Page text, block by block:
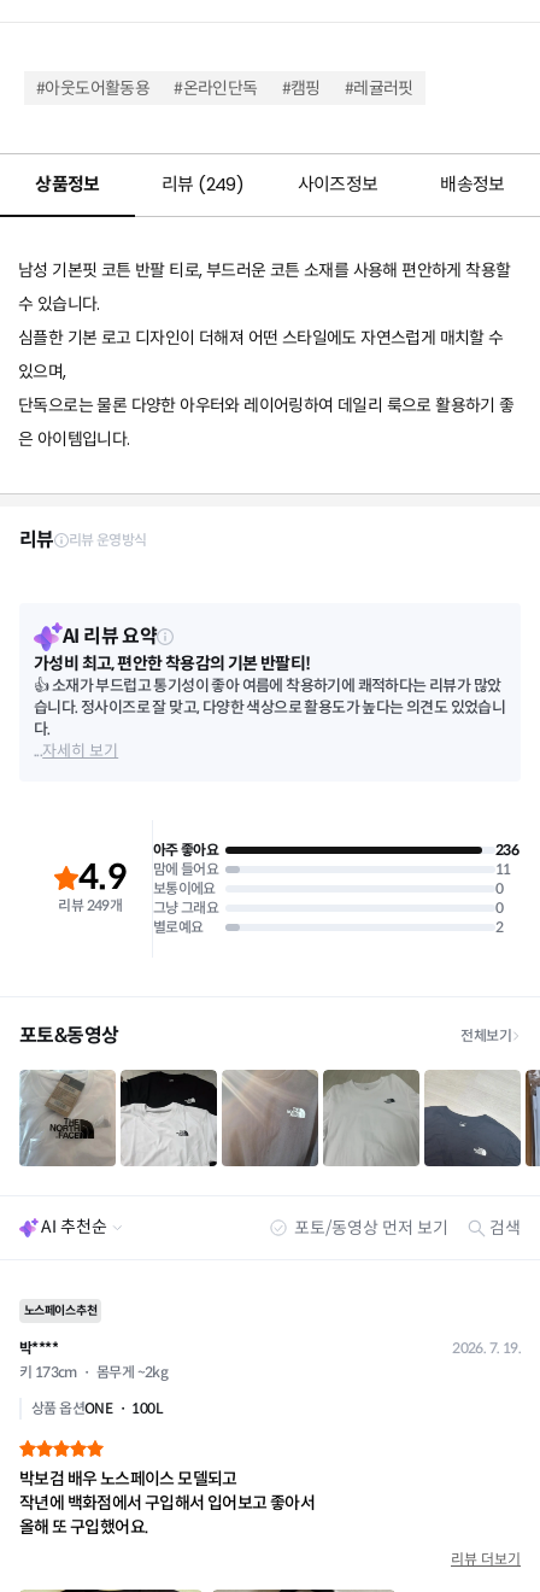
#아웃도어활동용 #온라인단독 #캠핑 #레귤러핏
상품정보 리뷰 (249) 사이즈정보 배송정보
남성 기본핏 코튼 반팔 티로, 부드러운 코튼 소재를 사용해 편안하게 착용할
수 있습니다.
심플한 기본 로고 디자인이 더해져 어떤 스타일에도 자연스럽게 매치할 수
있으며,
단독으로는 물론 다양한 아우터와 레이어링하여 데일리 룩으로 활용하기 좋
은 아이템입니다.